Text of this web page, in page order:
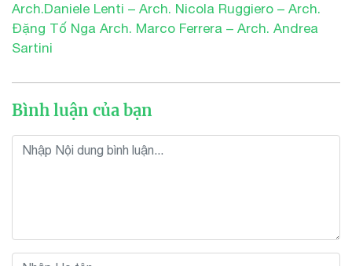
Arch.Daniele Lenti – Arch. Nicola Ruggiero – Arch.
Đặng Tố Nga Arch. Marco Ferrera – Arch. Andrea
Sartini
Bình luận của bạn